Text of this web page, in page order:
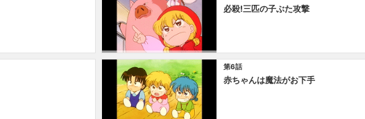
必殺!三匹の子ぶた攻撃
第6話
赤ちゃんは魔法がお下手